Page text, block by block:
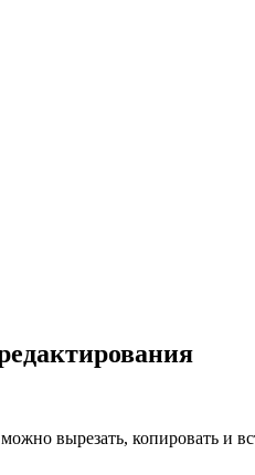
вырезать, копировать и